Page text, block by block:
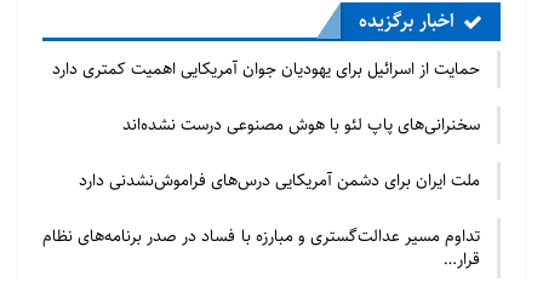
اخبار برگزیده
حمایت از اسرائیل برای یهودیان جوان آمریکایی اهمیت کمتری دارد
سخنرانی‌های پاپ لئو با هوش مصنوعی درست نشده‌اند
ملت ایران برای دشمن آمریکایی درس‌های فراموش‌نشدنی دارد
تداوم مسیر عدالت‌گستری و مبارزه با فساد در صدر برنامه‌های نظام
قرار…